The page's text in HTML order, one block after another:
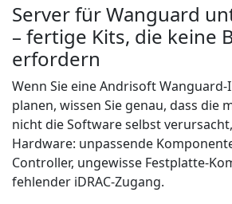
Server für Wanguard
– fertige Kits, die keine
erfordern
Wenn Sie eine Andrisoft
planen, wissen Sie genau, dass die
nicht die Software selbst
Hardware: unpassende
Controller, ungewisse Festplatte-
fehlender iDRAC-Zugang.